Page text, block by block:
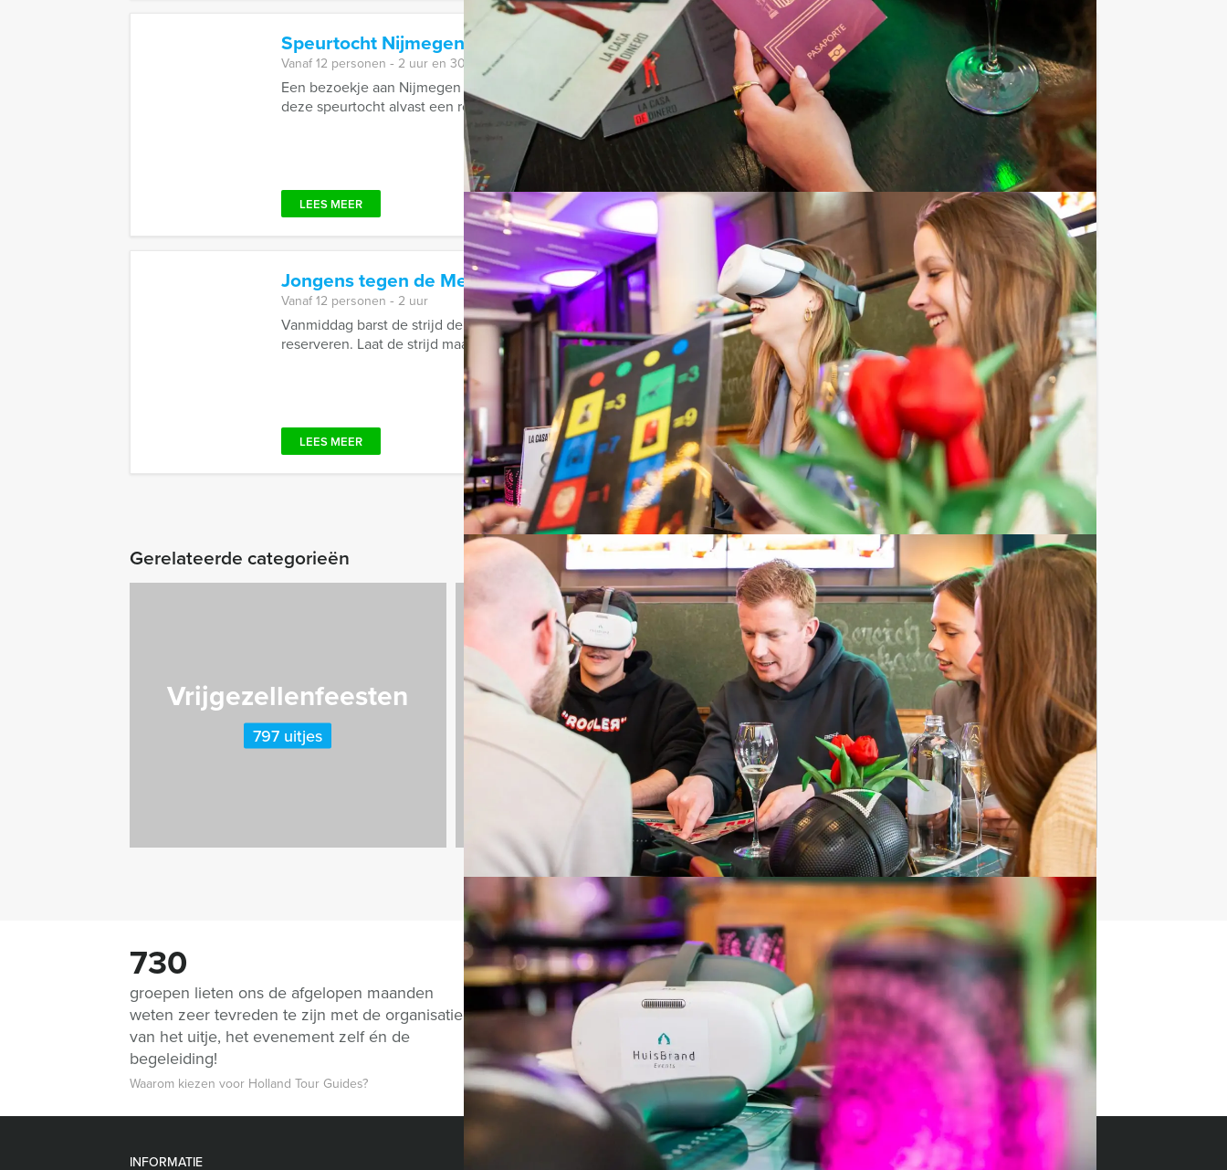
Speurtocht Nijmegen Vanaf € 22,50p.p. excl. BTW
Vanaf 12 personen ‐ 2 uur en 30 minuten
Een bezoekje aan Nijmegen is zeker de moeite waard. Maar wij maken het u nog gemakkelijker: Holland Tour Guides heeft in
deze speurtocht alvast een route voor u ...
LEES MEER Favoriet
Jongens tegen de Meisjes Zutphen Vanaf€ 27,50 p.p. excl. BTW
Vanaf 12 personen ‐ 2 uur
Vanmiddag barst de strijd der seksen los! Vanaf nu kunt u bij Holland Tour Guides het Jongens tegen de Meisjes spel
reserveren. Laat de strijd maar losbarsten!
LEES MEER Favoriet
Gerelateerde categorieën
Vrijgezellenfeesten
797 uitjes
Spelprogramma's
1688 uitjes
Vrijgezellenfeest
mannen
626 uitjes
730
groepen lieten ons de afgelopen maanden
weten zeer tevreden te zijn met de organisatie
van het uitje, het evenement zelf én de
begeleiding!
Waarom kiezen voor Holland Tour Guides?
Vragen over dit uitje?
CHAT MET JEROEN BEL 088 428 81 17
INFORMATIE HOLLAND TOUR GUIDES